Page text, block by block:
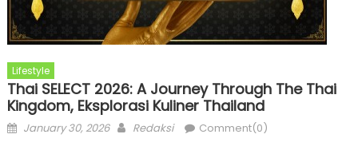
Lifestyle
Thai SELECT 2026: A Journey Through The Thai
Kingdom, Eksplorasi Kuliner Thailand
Posted
January 30, 2026 Author
Redaksi Comment(0)